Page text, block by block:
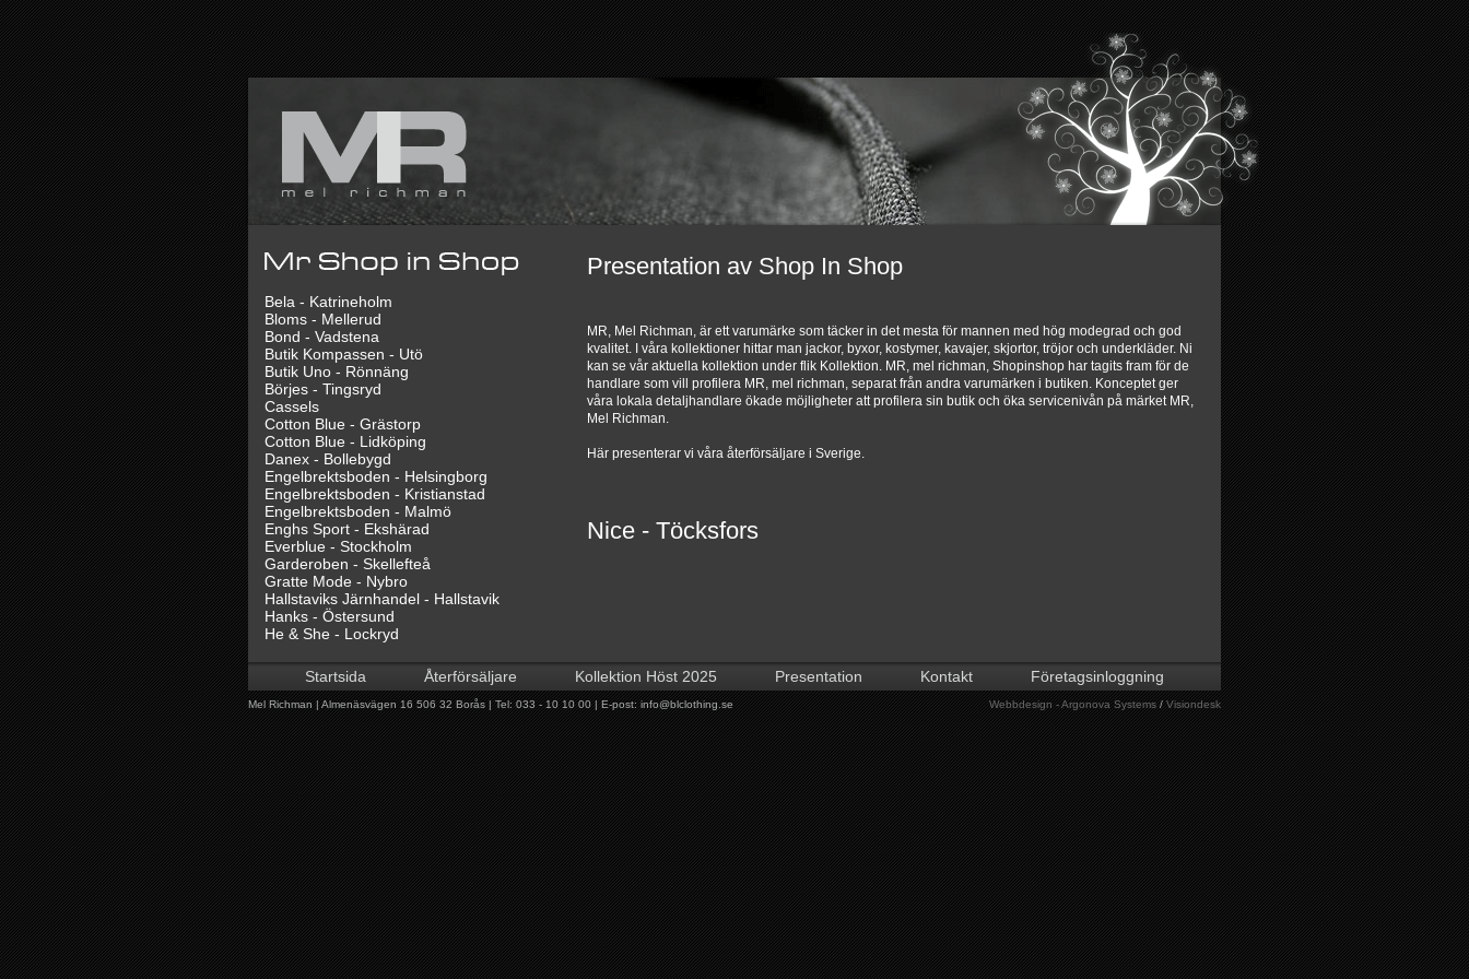
Bela - Katrineholm
Bloms - Mellerud
Bond - Vadstena
Butik Kompassen - Utö
Butik Uno - Rönnäng
Börjes - Tingsryd
Cassels
Cotton Blue - Grästorp
Cotton Blue - Lidköping
Danex - Bollebygd
Engelbrektsboden - Helsingborg
Engelbrektsboden - Kristianstad
Engelbrektsboden - Malmö
Enghs Sport - Ekshärad
Everblue - Stockholm
Garderoben - Skellefteå
Gratte Mode - Nybro
Hallstaviks Järnhandel - Hallstavik
Hanks - Östersund
He & She - Lockryd
Hylkegården - Simrishamn
Jiges - Ånge
Klädhuset BA:s - Åsele
Presentation av Shop In Shop
MR, Mel Richman, är ett varumärke som täcker in det mesta för mannen med hög modegrad och god
kvalitet. I våra kollektioner hittar man jackor, byxor, kostymer, kavajer, skjortor, tröjor och underkläder. Ni
kan se vår aktuella kollektion under flik Kollektion. MR, mel richman, Shopinshop har tagits fram för de
handlare som vill profilera MR, mel richman, separat från andra varumärken i butiken. Konceptet ger
våra lokala detaljhandlare ökade möjligheter att profilera sin butik och öka servicenivån på märket MR,
Mel Richman.
Här presenterar vi våra återförsäljare i Sverige.
Nice - Töcksfors
Startsida Återförsäljare Kollektion Höst 2025 Presentation Kontakt Företagsinloggning
Mel Richman | Almenäsvägen 16 506 32 Borås | Tel: 033 - 10 10 00 | E-post: info@blclothing.se Webbdesign - Argonova Systems / Visiondesk